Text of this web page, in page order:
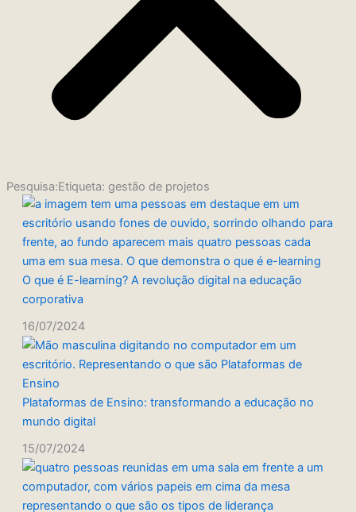
Pesquisa:Etiqueta: gestão de projetos
O que é E-learning? A revolução digital na educação
corporativa
16/07/2024
Plataformas de Ensino: transformando a educação no
mundo digital
15/07/2024